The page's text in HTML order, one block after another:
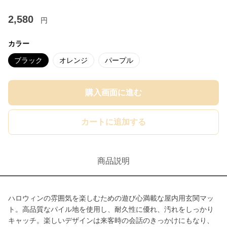
2,580 円
カラー
ブラック オレンジ パープル
購入画面に進む
カートに追加する
商品説明
ハロウィンの雰囲気を楽しむための遊び心満載な屋内用玄関マッ
ト。高品質なパイル地を使用し、耐久性に優れ、汚れをしっかり
キャッチ。楽しいデザインは来客時の会話のきっかけにもなり、